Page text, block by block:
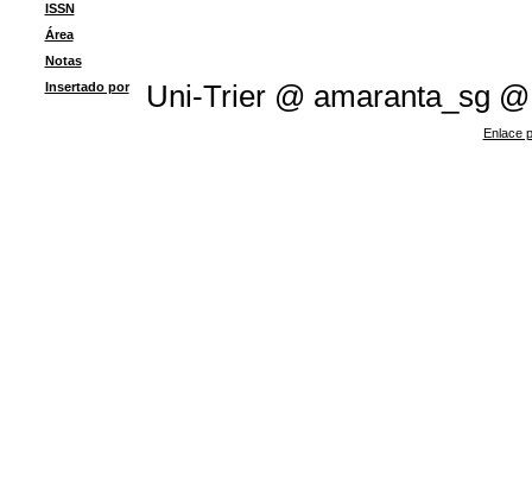
ISSN
Área
Notas
Insertado por
Uni-Trier @ amaranta_sg @
Enlace